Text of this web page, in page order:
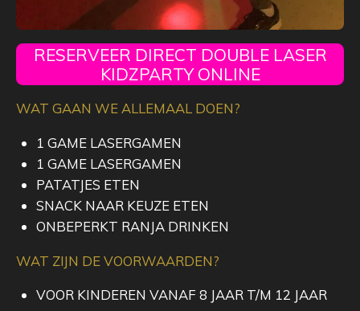
RESERVEER DIRECT DOUBLE LASER
KIDZPARTY ONLINE
WAT GAAN WE ALLEMAAL DOEN?
1 GAME LASERGAMEN
1 GAME LASERGAMEN
PATATJES ETEN
SNACK NAAR KEUZE ETEN
ONBEPERKT RANJA DRINKEN
WAT ZIJN DE VOORWAARDEN?
VOOR KINDEREN VANAF 8 JAAR T/M 12 JAAR